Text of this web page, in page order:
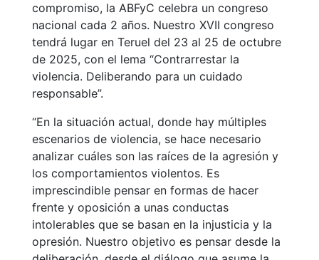
compromiso, la ABFyC celebra un congreso
nacional cada 2 años. Nuestro XVII congreso
tendrá lugar en Teruel del 23 al 25 de octubre
de 2025, con el lema “Contrarrestar la
violencia. Deliberando para un cuidado
responsable”.
“En la situación actual, donde hay múltiples
escenarios de violencia, se hace necesario
analizar cuáles son las raíces de la agresión y
los comportamientos violentos. Es
imprescindible pensar en formas de hacer
frente y oposición a unas conductas
intolerables que se basan en la injusticia y la
opresión. Nuestro objetivo es pensar desde la